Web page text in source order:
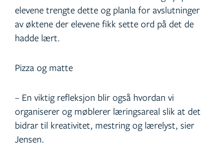
elevene trengte dette og planla for avslutninger
av øktene der elevene fikk sette ord på det de
hadde lært.
Pizza og matte
– En viktig refleksjon blir også hvordan vi
organiserer og møblerer læringsareal slik at det
bidrar til kreativitet, mestring og lærelyst, sier
Jensen.